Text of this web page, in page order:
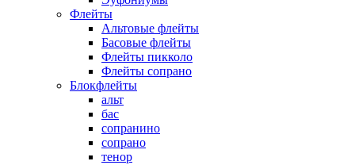
Флейты
Альтовые флейты
Басовые флейты
Флейты пикколо
Флейты сопрано
Блокфлейты
альт
бас
сопранино
сопрано
тенор